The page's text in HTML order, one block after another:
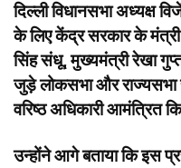
दिल्ली विधानसभा अध्यक्ष
के लिए केंद्र सरकार के
सिंह संधू, मुख्यमंत्री रेखा
जुड़े लोकसभा और राज्यसभा
वरिष्ठ अधिकारी आमंत्रित
उन्होंने आगे बताया कि इस